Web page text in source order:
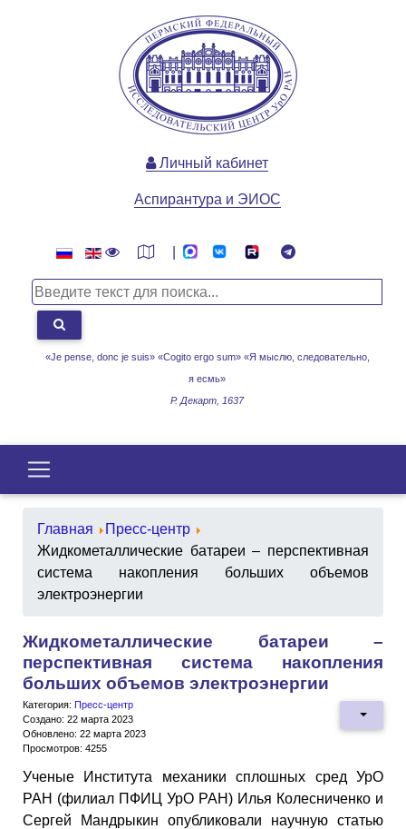
«Je pense, donc je suis» «Cogito ergo sum» «Я мыслю, следовательно,
я есмь»
Р. Декарт, 1637
Личный кабинет
Аспирантура и ЭИОС
Главная
Пресс-центр
Жидкометаллические батареи – перспективная
система накопления больших объемов
электроэнергии
Жидкометаллические батареи –
перспективная система накопления
больших объемов электроэнергии
Категория: Пресс-центр
Создано: 22 марта 2023
Обновлено: 22 марта 2023
Просмотров: 4255
Ученые Института механики сплошных сред УрО
РАН (филиал ПФИЦ УрО РАН) Илья Колесниченко и
Сергей Мандрыкин опубликовали научную статью